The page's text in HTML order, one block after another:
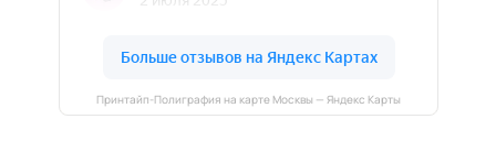
Принтайп-Полиграфия на карте Москвы — Яндекс Карты